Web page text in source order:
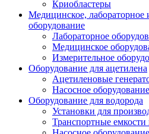
Криобластеры
Медицинское, лабораторное
оборудование
Лабораторное
Медицинское
Измерительное
Оборудование для ацетилена
Ацетиленовые
Насосное оборудование
Оборудование для водорода
Установки для
Транспортные